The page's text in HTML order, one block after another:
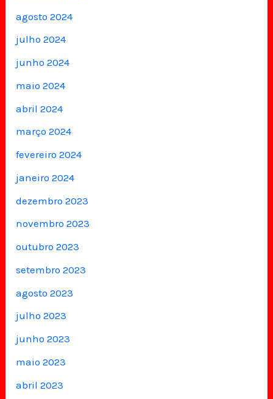
agosto 2024
julho 2024
junho 2024
maio 2024
abril 2024
março 2024
fevereiro 2024
janeiro 2024
dezembro 2023
novembro 2023
outubro 2023
setembro 2023
agosto 2023
julho 2023
junho 2023
maio 2023
abril 2023